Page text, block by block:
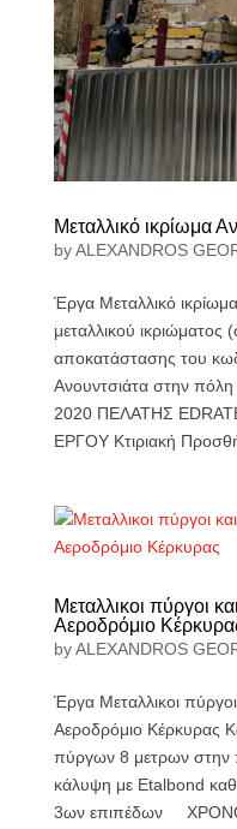
Μεταλλικό ικρίωμα
byALEXANDROS
Έργα Μεταλλικό
μεταλλικού ικριώματος
αποκατάστασης του
Ανουντσιάτα στην
2020 ΠΕΛΑΤΗΣ
ΕΡΓΟΥ Κτιριακή
Μεταλλικοι πύργοι
Αεροδρόμιο
byALEXANDROS
Έργα Μεταλλικοι
Αεροδρόμιο Κέρκυρας
πύργων 8 μετρων στην
κάλυψη με Etalbond
3ων επιπέδων